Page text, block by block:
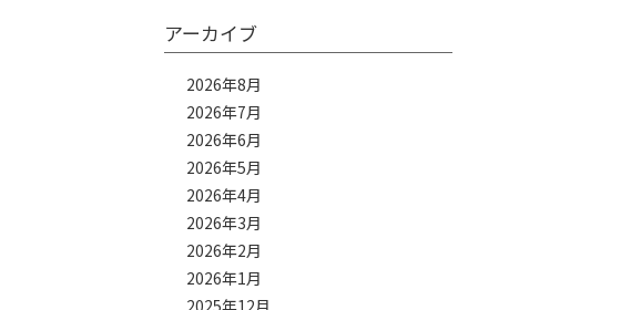
アーカイブ
2026年8月
2026年7月
2026年6月
2026年5月
2026年4月
2026年3月
2026年2月
2026年1月
2025年12月